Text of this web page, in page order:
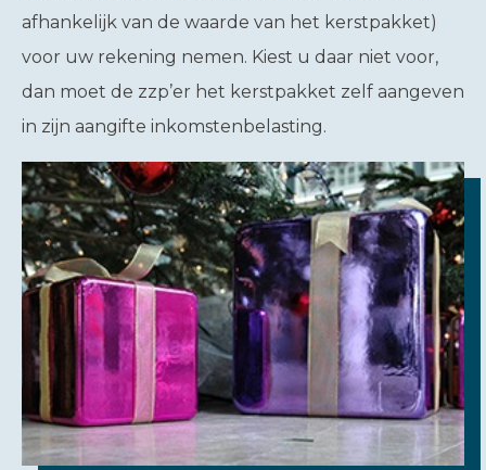
afhankelijk van de waarde van het kerstpakket)
voor uw rekening nemen. Kiest u daar niet voor,
dan moet de zzp’er het kerstpakket zelf aangeven
in zijn aangifte inkomstenbelasting.